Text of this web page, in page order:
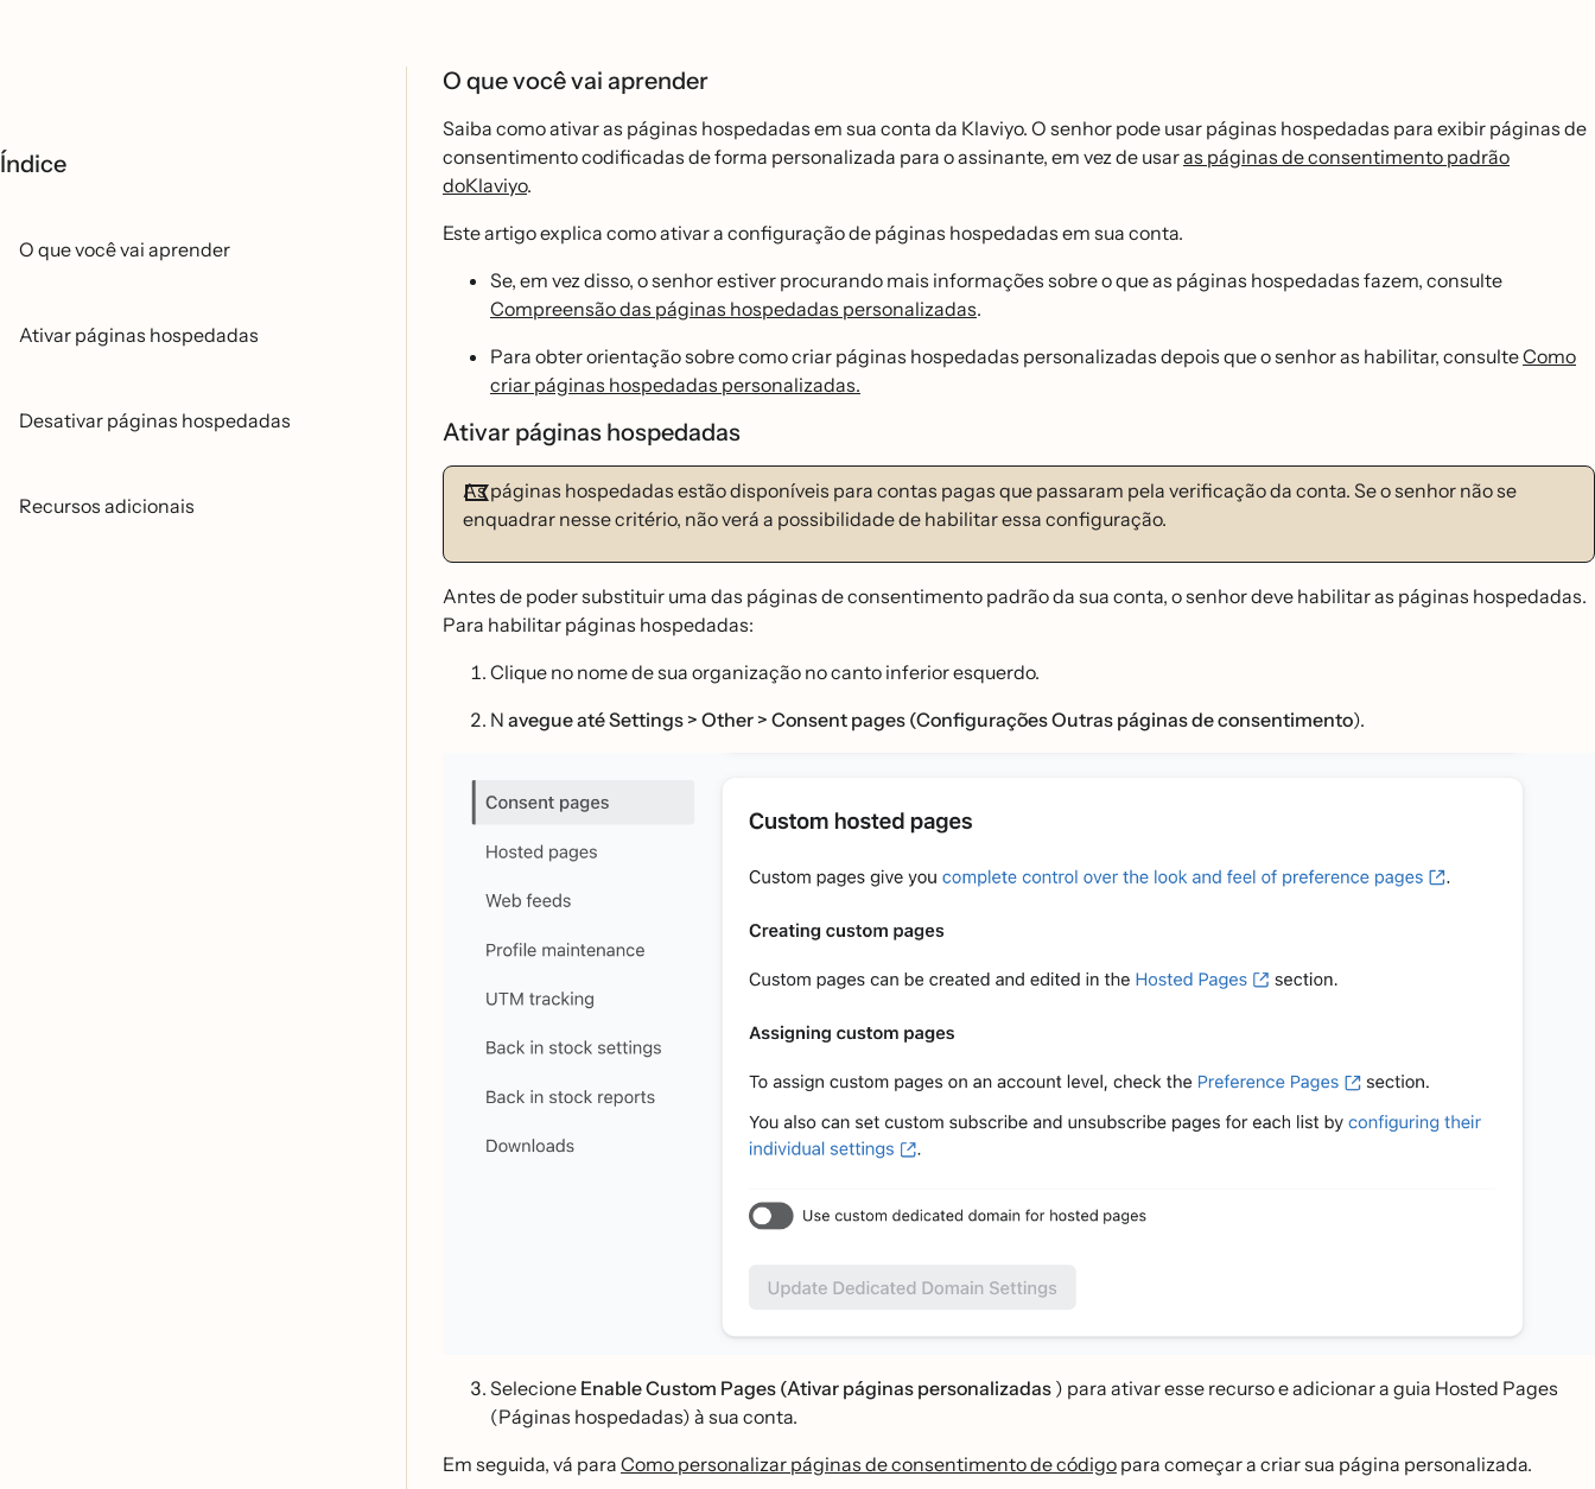
Índice
O que você vai aprender
Ativar páginas hospedadas
Desativar páginas hospedadas
Recursos adicionais
O que você vai aprender
Saiba como ativar as páginas hospedadas em sua conta da Klaviyo. O senhor pode usar páginas hospedadas para exibir páginas de
consentimento codificadas de forma personalizada para o assinante, em vez de usaras páginas de consentimento padrão
doKlaviyo.
Este artigo explica como ativar a configuração de páginas hospedadas em sua conta.
Se, em vez disso, o senhor estiver procurando mais informações sobre o que as páginas hospedadas fazem, consulte
Compreensão das páginas hospedadas personalizadas.
Para obter orientação sobre como criar páginas hospedadas personalizadas depois que o senhor as habilitar, consulteComo
criar páginas hospedadas personalizadas.
Ativar páginas hospedadas
As páginas hospedadas estão disponíveis para contas pagas que passaram pela verificação da conta. Se o senhor não se
enquadrar nesse critério, não verá a possibilidade de habilitar essa configuração.
Antes de poder substituir uma das páginas de consentimento padrão da sua conta, o senhor deve habilitar as páginas hospedadas.
Para habilitar páginas hospedadas:
Clique no nome de sua organização no canto inferior esquerdo.
N avegue até Settings > Other > Consent pages (Configurações Outras páginas de consentimento).
Selecione Enable Custom Pages (Ativar páginas personalizadas ) para ativar esse recurso e adicionar a guia Hosted Pages
(Páginas hospedadas) à sua conta.
Em seguida, vá para Como personalizar páginas de consentimento de código para começar a criar sua página personalizada.